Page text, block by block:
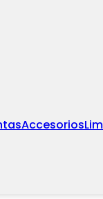
Accesorios